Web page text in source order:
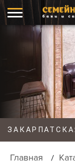
Главная